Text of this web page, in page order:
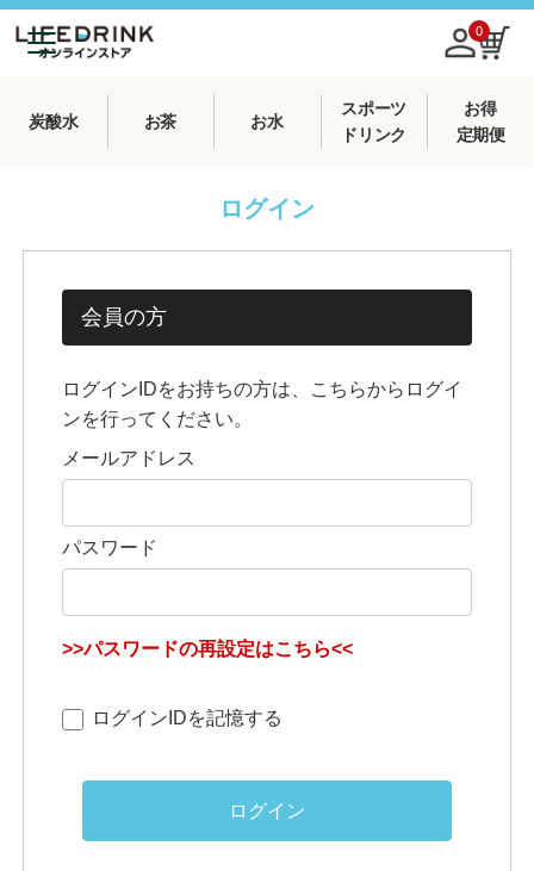
0
炭酸水 お茶 お水
スポーツ
ドリンク
お得
定期便
ログイン
会員の方
ログインIDをお持ちの方は、こちらからログイ
ンを行ってください。
メールアドレス
パスワード
>>パスワードの再設定はこちら<<
ログインIDを記憶する
ログイン